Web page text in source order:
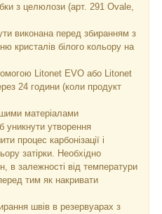
з целюлози (арт. 291 Ovale,
виконана перед збиранням з
кристалів білого кольору на
Litonet EVO або Litonet
24 години (коли продукт
матеріалами
утворення
процес карбонізації і
затірки. Необхідно
в залежності від температури
тим як накривати
швів в резервуарах з